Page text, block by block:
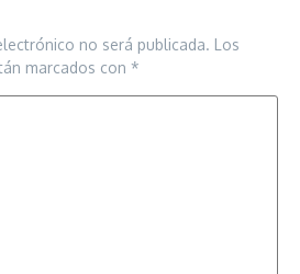
no será publicada. Los
marcados con *